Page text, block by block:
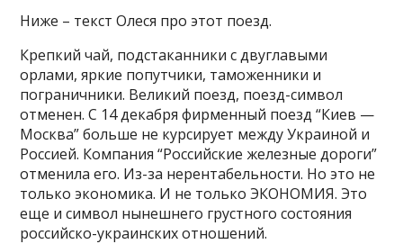
Ниже – текст Олеся про этот поезд.
Крепкий чай, подстаканники с двуглавыми
орлами, яркие попутчики, таможенники и
пограничники. Великий поезд, поезд-символ
отменен. С 14 декабря фирменный поезд “Киев —
Москва” больше не курсирует между Украиной и
Россией. Компания “Российские железные дороги”
отменила его. Из-за нерентабельности. Но это не
только экономика. И не только ЭКОНОМИЯ. Это
еще и символ нынешнего грустного состояния
российско-украинских отношений.